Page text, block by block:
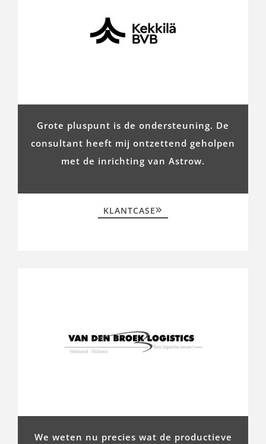
Grote pluspunt is de ondersteuning. De
consultant heeft mij ontzettend geholpen
met de inrichting van Astrow.
KLANTCASE
We weten nu precies wat de productieve